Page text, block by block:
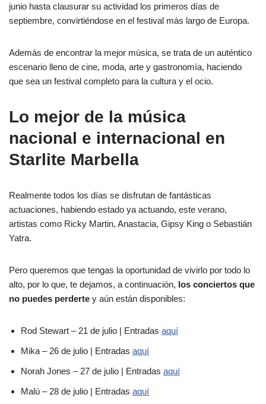
junio hasta clausurar su actividad los primeros días de
septiembre, convirtiéndose en el festival más largo de Europa.
Además de encontrar la mejor música, se trata de un auténtico
escenario lleno de cine, moda, arte y gastronomía, haciendo
que sea un festival completo para la cultura y el ocio.
Lo mejor de la música
nacional e internacional en
Starlite Marbella
Realmente todos los días se disfrutan de fantásticas
actuaciones, habiendo estado ya actuando, este verano,
artistas como Ricky Martin, Anastacia, Gipsy King o Sebastián
Yatra.
Pero queremos que tengas la oportunidad de vivirlo por todo lo
alto, por lo que, te dejamos, a continuación, los conciertos que
no puedes perderte y aún están disponibles:
Rod Stewart – 21 de julio | Entradas aquí
Mika – 26 de julio | Entradas aquí
Norah Jones – 27 de julio | Entradas aquí
Malú – 28 de julio | Entradas aquí